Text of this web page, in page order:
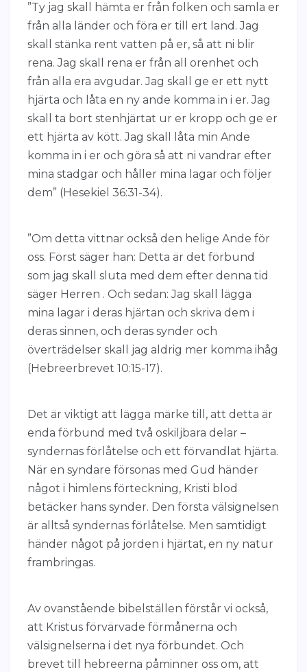
”Ty jag skall hämta er från folken och samla er
från alla länder och föra er till ert land. Jag
skall stänka rent vatten på er, så att ni blir
rena. Jag skall rena er från all orenhet och
från alla era avgudar. Jag skall ge er ett nytt
hjärta och låta en ny ande komma in i er. Jag
skall ta bort stenhjärtat ur er kropp och ge er
ett hjärta av kött. Jag skall låta min Ande
komma in i er och göra så att ni vandrar efter
mina stadgar och håller mina lagar och följer
dem” (Hesekiel 36:31-34).
”Om detta vittnar också den helige Ande för
oss. Först säger han: Detta är det förbund
som jag skall sluta med dem efter denna tid
säger Herren . Och sedan: Jag skall lägga
mina lagar i deras hjärtan och skriva dem i
deras sinnen, och deras synder och
överträdelser skall jag aldrig mer komma ihåg
(Hebreerbrevet 10:15-17).
Det är viktigt att lägga märke till, att detta är
enda förbund med två oskiljbara delar –
syndernas förlåtelse och ett förvandlat hjärta.
När en syndare försonas med Gud händer
något i himlens förteckning, Kristi blod
betäcker hans synder. Den första välsignelsen
är alltså syndernas förlåtelse. Men samtidigt
händer något på jorden i hjärtat, en ny natur
frambringas.
Av ovanstående bibelställen förstår vi också,
att Kristus förvärvade förmånerna och
välsignelserna i det nya förbundet. Och
brevet till hebreerna påminner oss om, att